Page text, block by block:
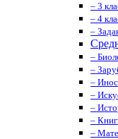
– 3
– 4
–
–
–
–
–
–
–
–